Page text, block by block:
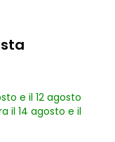
e il 12 agosto
il 14 agosto e il